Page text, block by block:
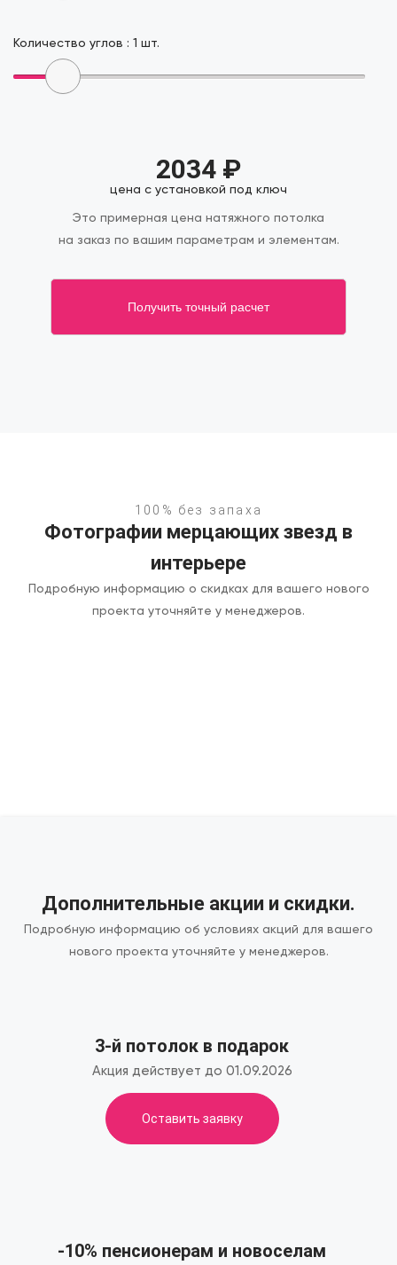
Количество углов : 1 шт.
2034 ₽
цена с установкой под ключ
Это примерная цена натяжного потолка
на заказ по вашим параметрам и элементам.
Получить точный расчет
100% без запаха
Фотографии мерцающих звезд в
интерьере
Подробную информацию о скидках для вашего нового
проекта уточняйте у менеджеров.
Дополнительные акции и скидки.
Подробную информацию об условиях акций для вашего
нового проекта уточняйте у менеджеров.
3-й потолок в подарок
Акция действует до 01.09.2026
Оставить заявку
-10% пенсионерам и новоселам